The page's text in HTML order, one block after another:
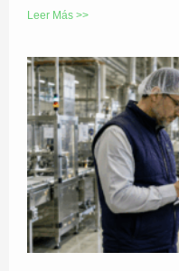
Leer Más >>